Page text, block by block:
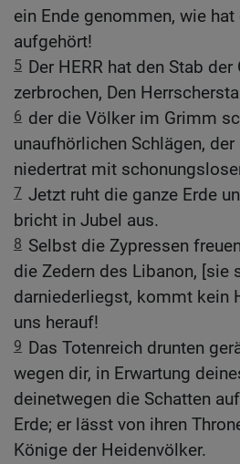
ein Ende genommen, wie
aufgehört!
5 Der HERR hat den Stab
zerbrochen, Den
6 der die Völker im Grimm
unaufhörlichen Schlägen,
niedertrat mit
7 Jetzt ruht die ganze Erde
bricht in Jubel aus.
8 Selbst die Zypressen
die Zedern des Libanon, [sie
darniederliegst, kommt kein
uns herauf!
9 Das Totenreich drunten
wegen dir, in Erwartung
deinetwegen die Schatten
Erde; er lässt von ihren
Könige der Heidenvölker.